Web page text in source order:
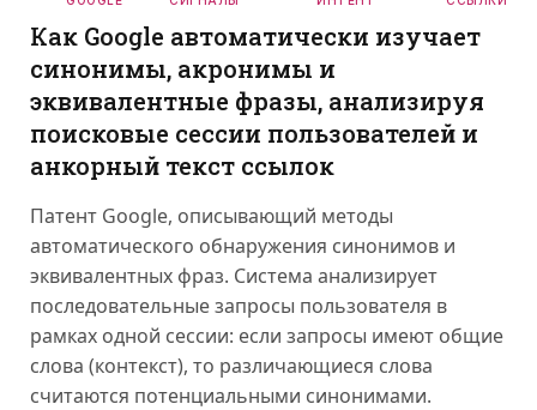
Как Google автоматически изучает
синонимы, акронимы и
эквивалентные фразы, анализируя
поисковые сессии пользователей и
анкорный текст ссылок
Патент Google, описывающий методы
автоматического обнаружения синонимов и
эквивалентных фраз. Система анализирует
последовательные запросы пользователя в
рамках одной сессии: если запросы имеют общие
слова (контекст), то различающиеся слова
считаются потенциальными синонимами.